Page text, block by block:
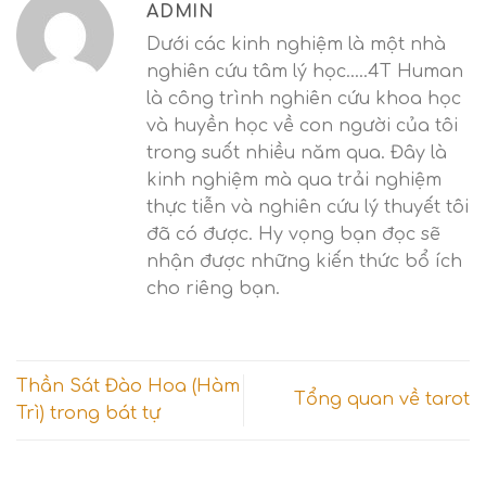
ADMIN
Dưới các kinh nghiệm là một nhà
nghiên cứu tâm lý học.....4T Human
là công trình nghiên cứu khoa học
và huyền học về con người của tôi
trong suốt nhiều năm qua. Đây là
kinh nghiệm mà qua trải nghiệm
thực tiễn và nghiên cứu lý thuyết tôi
đã có được. Hy vọng bạn đọc sẽ
nhận được những kiến thức bổ ích
cho riêng bạn.
Thần Sát Đào Hoa (Hàm
Trì) trong bát tự
Tổng quan về tarot